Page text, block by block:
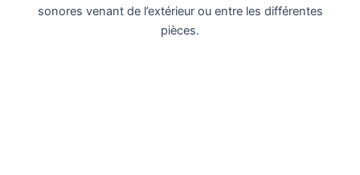
sonores venant de l’extérieur ou entre les différentes
pièces.